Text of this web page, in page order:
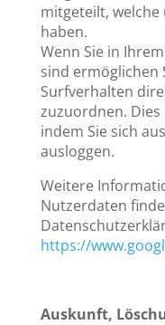
mitgeteilt, welche
haben.
Wenn Sie in
sind ermöglichen
Surfverhalten
zuzuordnen.
indem Sie sich
ausloggen.
Weitere
Nutzerdaten
https://
Auskunft,